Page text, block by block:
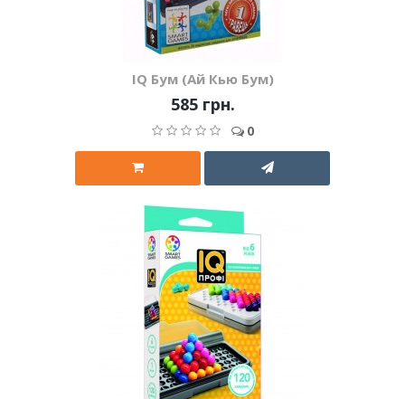
IQ Бум (Ай Кью Бум)
585 грн.
0